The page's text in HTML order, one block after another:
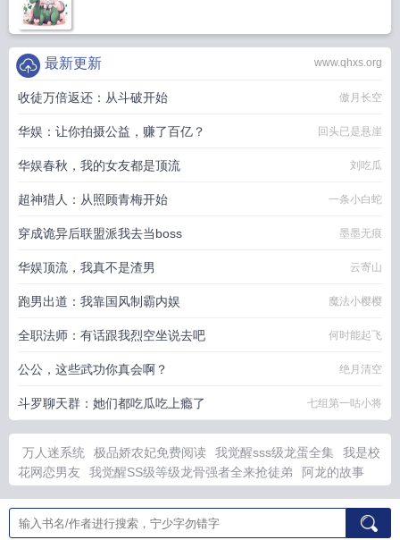
www.qhxs.org
最新更新
收徒万倍返还：从斗破开始 傲月长空
华娱：让你拍摄公益，赚了百亿？ 回头已是悬崖
华娱春秋，我的女友都是顶流 刘吃瓜
超神猎人：从照顾青梅开始 一条小白蛇
穿成诡异后联盟派我去当boss 墨墨无痕
华娱顶流，我真不是渣男 云寄山
跑男出道：我靠国风制霸内娱 魔法小樱樱
全职法师：有话跟我烈空坐说去吧 何时能起飞
公公，这些武功你真会啊？ 绝月清空
斗罗聊天群：她们都吃瓜吃上瘾了 七组第一咕小将
万人迷系统 极品娇农妃免费阅读 我觉醒sss级龙蛋全集
我是校
花网恋男友
我觉醒SS级等级龙骨强者全来抢徒弟
阿龙的故事
讲的什么
极品农民俏村花百科 觉醒龙象战体诀免费阅读
我在诡
异世界当邪神
天下藏局百度百科 人在诡世界我面板武圣 阿龙的